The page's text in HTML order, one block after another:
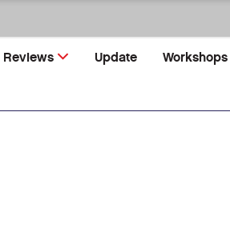
Reviews Update Workshops